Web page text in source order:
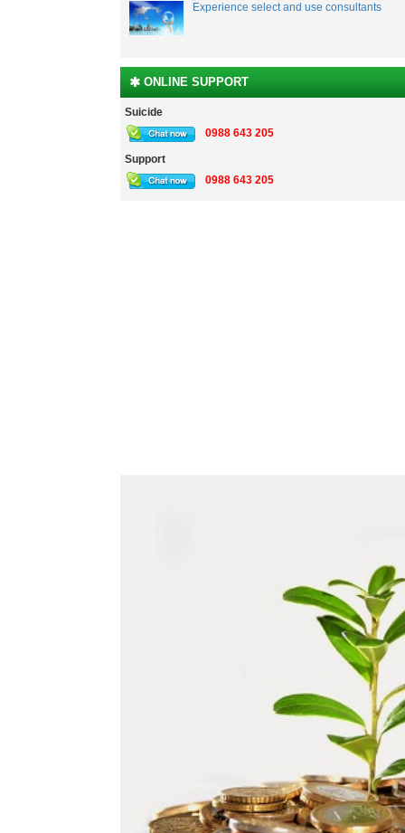
Experience select and use consultants
ONLINE SUPPORT
Suicide
0988 643 205
Support
0988 643 205